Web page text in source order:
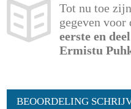
Tot nu toe
gegeven voor
eerste en
Ermistu
BEOORDELING